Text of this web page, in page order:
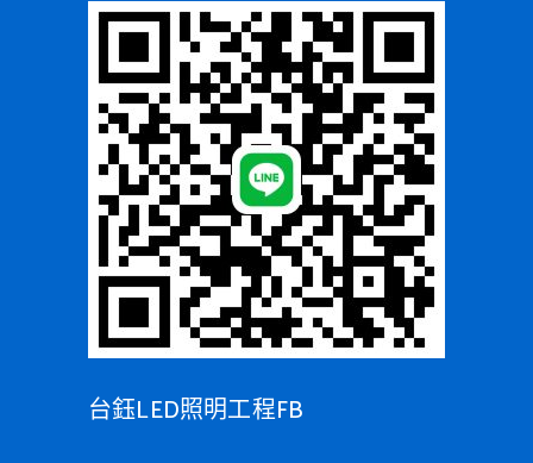
台鈺LED照明工程FB